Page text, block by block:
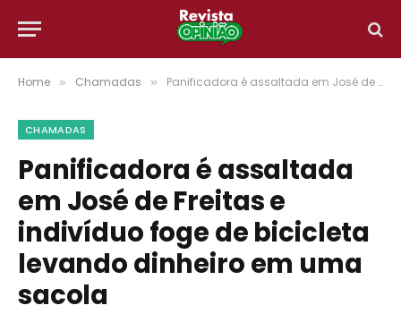
Home » Chamadas » Panificadora é assaltada em José de Freitas e indivíduo foge de bicicleta levando dinheiro em uma sacola
CHAMADAS
Panificadora é assaltada
em José de Freitas e
indivíduo foge de bicicleta
levando dinheiro em uma
sacola